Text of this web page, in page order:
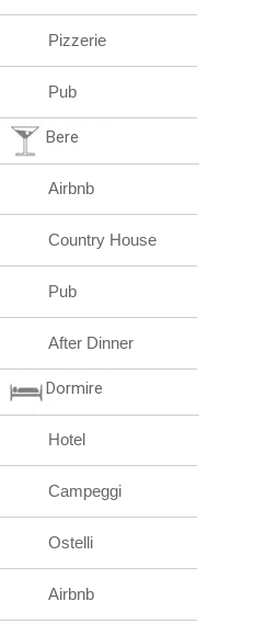
Pizzerie
Pub
Bere
Airbnb
Country House
Pub
After Dinner
Dormire
Hotel
Campeggi
Ostelli
Airbnb